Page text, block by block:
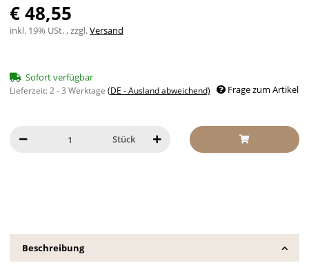
€ 48,55
inkl. 19% USt. , zzgl.Versand
Sofort verfügbar
Lieferzeit:2 - 3 Werktage (DE - Ausland abweichend) Frage zum Artikel
Stück
Beschreibung